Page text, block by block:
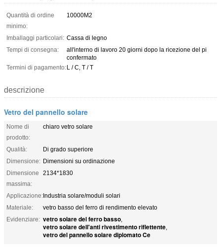
Quantità di ordine
minimo:
10000M2
Imballaggi particolari: Cassa di legno
Tempi di consegna:
all'interno di lavoro 20 giorni dopo la ricezione del pi
confermato
Termini di pagamento:L / C, T / T
descrizione
Vetro del pannello solare
Nome di
prodotto:
chiaro vetro solare
Qualità:
Di grado superiore
Dimensione: Dimensioni su ordinazione
Dimensione
massima:
2134*1830
Applicazione:Industria solare/moduli solari
Materiale:
vetro basso del ferro di rendimento elevato
Evidenziare: vetro solare del ferro basso,
vetro solare dell'anti rivestimento riflettente,
vetro del pannello solare diplomato Ce